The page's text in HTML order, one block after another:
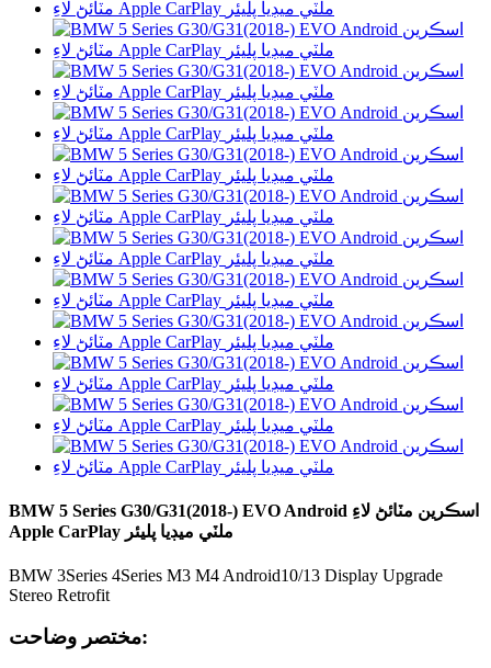
BMW 5 Series G30/G31(2018-) EVO Android اسڪرين مٽائڻ لاءِ
Apple CarPlay ملٽي ميڊيا پليئر
BMW 3Series 4Series M3 M4 Android10/13 Display Upgrade
Stereo Retrofit
مختصر وضاحت: